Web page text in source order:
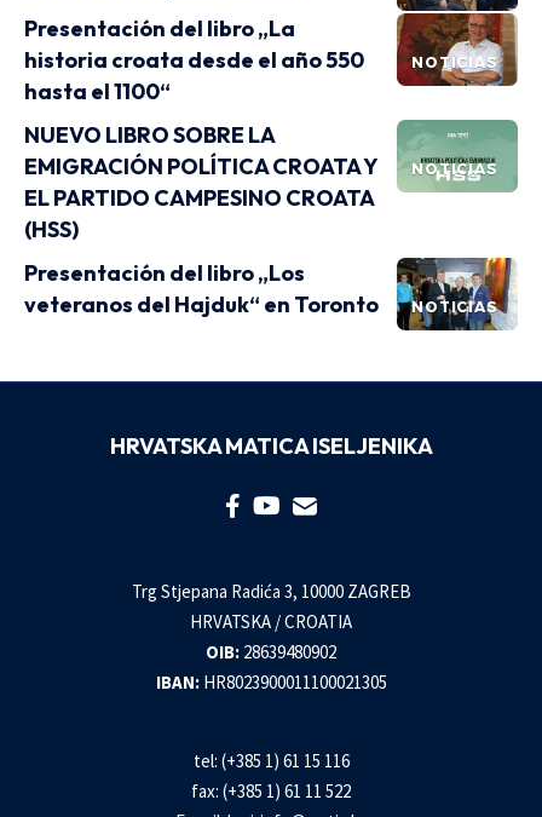
NOTICIAS
Presentación del libro „La
historia croata desde el año 550
hasta el 1100“
NOTICIAS
NUEVO LIBRO SOBRE LA
EMIGRACIÓN POLÍTICA CROATA Y
EL PARTIDO CAMPESINO CROATA
(HSS)
NOTICIAS
Presentación del libro „Los
veteranos del Hajduk“ en Toronto
HRVATSKA MATICA ISELJENIKA
Trg Stjepana Radića 3, 10000 ZAGREB
HRVATSKA / CROATIA
OIB: 28639480902
IBAN: HR8023900011100021305
tel: (+385 1) 61 15 116
fax: (+385 1) 61 11 522